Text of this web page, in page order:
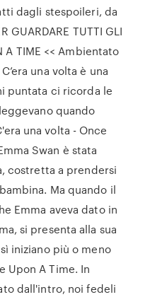
dagli stespoileri, da
GUARDARE TUTTI GLI
A TIME << Ambientato
una volta è una
puntata ci ricorda le
quando
una volta - Once
Swan è stata
costretta a prendersi
Ma quando il
Emma aveva dato in
si presenta alla sua
iniziano più o meno
Upon A Time. In
dall'intro, noi fedeli